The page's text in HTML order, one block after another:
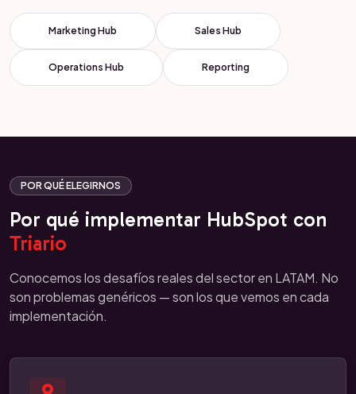
Marketing Hub Sales Hub
Operations Hub Reporting
POR QUÉ ELEGIRNOS
Por qué implementar HubSpot con
Triario
Conocemos los desafíos reales del sector en LATAM. No
son problemas genéricos — son los que vemos en cada
implementación.